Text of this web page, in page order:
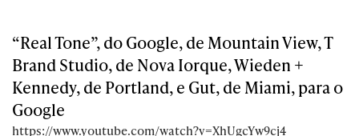
“Real Tone”, do Google, de Mountain View, T
Brand Studio, de Nova Iorque, Wieden +
Kennedy, de Portland, e Gut, de Miami, para o
Google
https://www.youtube.com/watch?v=XhUgcYw9cj4